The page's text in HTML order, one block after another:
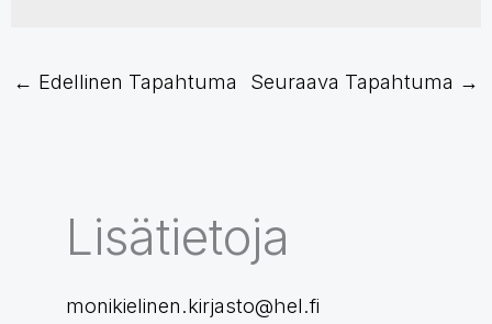
← Edellinen Tapahtuma Seuraava Tapahtuma →
Lisätietoja
monikielinen.kirjasto@hel.fi